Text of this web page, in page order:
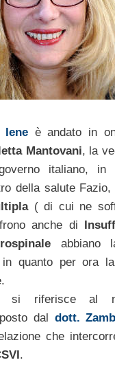
Ieneè andato in
Mantovani, la
italiano, in
della salute
( di cui ne
anche di
abbiano
in quanto per ora
si riferisce al
dal dott.
che
.